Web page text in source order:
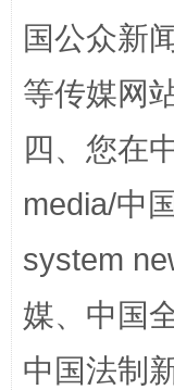
网上购
国公众新
等传媒网
四、您在
media/中
system
媒、中国
中国法制